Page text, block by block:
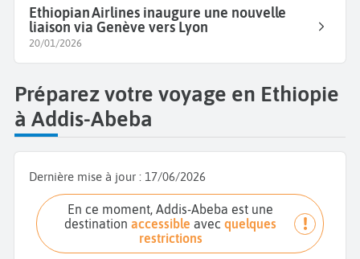
Ethiopian Airlines inaugure une nouvelle
liaison via Genève vers Lyon
20/01/2026
Préparez votre voyage en Ethiopie
à Addis-Abeba
Dernière mise à jour : 17/06/2026
En ce moment, Addis-Abeba est une
destinationaccessible avecquelques
restrictions